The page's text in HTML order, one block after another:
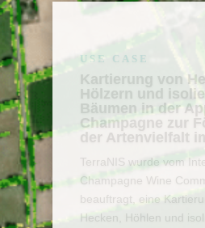
SCO Eagle
Monitoring und
Hecken zur
nationaler
Hedges spielen eine
Agrarlandschaften und
ausgezeichnete Hebel
Widerstandsfähigkeit
Angesicht des